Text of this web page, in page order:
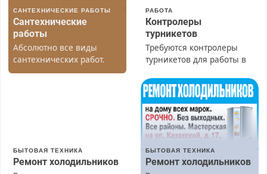
САНТЕХНИЧЕСКИЕ РАБОТЫ
Сантехнические
работы
Абсолютно все виды
сантехнических работ.
Быстро. Качественно.
РАБОТА
Контролеры
турникетов
Требуются контролеры
турникетов для работы в
(мужчины, женщины).
Прием по ТК РФ. График
работы любой.
Бесплатное проживание.
З/п – до 96000 рублей до
Ежемесячно
выплачивается денежная
БЫТОВАЯ ТЕХНИКА
Ремонт холодильников
БЫТОВАЯ ТЕХНИКА
Ремонт холодильников